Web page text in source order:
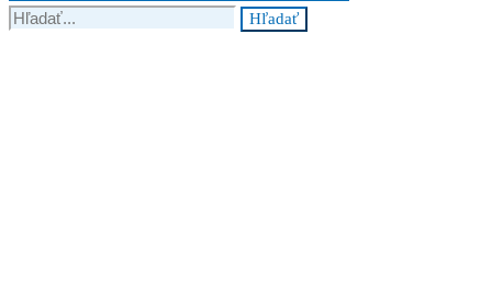
Hľadať